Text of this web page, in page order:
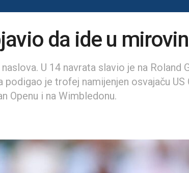
da ide u
U 14 navrata slavio je na Roland
je trofej namijenjen osvajaču US
Openu i na Wimbledonu.